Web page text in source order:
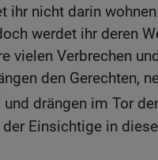
ihr nicht darin
werdet ihr deren
vielen Verbrechen
den Gerechten,
und drängen im Tor
Einsichtige in